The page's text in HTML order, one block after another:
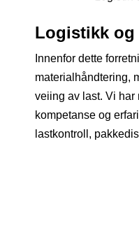
Logistikk
Innenfor dette
materialhåndtering,
veiing av last. Vi har
kompetanse og
lastkontroll,